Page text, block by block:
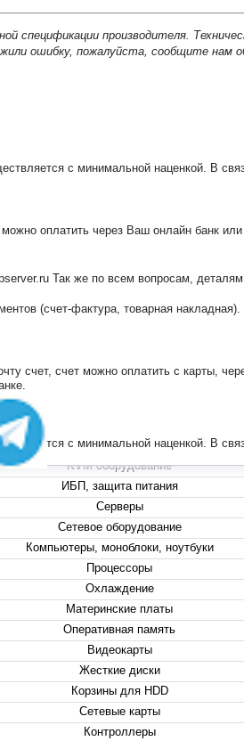
спецификации производителя.
ошибку, пожалуйста, сообщите нам
с минимальной наценкой. В
оплатить через Ваш онлайн банк или
Так же по всем вопросам,
(счет-фактура, товарная накладная).
счет, счет можно оплатить с карты,
с минимальной наценкой. В
+7 (495) 223-13-47
KVM оборудование
ИБП, защита питания
Серверы
Сетевое оборудование
Компьютеры, моноблоки, ноутбуки
Процессоры
Охлаждение
Материнские платы
Оперативная память
Видеокарты
Жесткие диски
Корзины для HDD
Сетевые карты
Контроллеры